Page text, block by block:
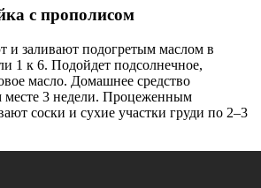
с прополисом
и заливают подогретым маслом в
1 к 6. Подойдет подсолнечное,
масло. Домашнее средство
месте 3 недели. Процеженным
соски и сухие участки груди по 2–3